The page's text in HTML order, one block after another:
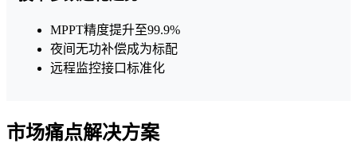
MPPT精度提升至99.9%
夜间无功补偿成为标配
远程监控接口标准化
市场痛点解决方案